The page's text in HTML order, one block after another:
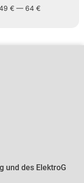
€ — 64 €
und des ElektroG